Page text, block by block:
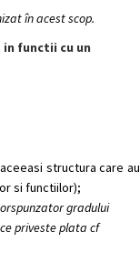
în acest scop.
functii cu un
structura care au
si functiilor);
gradului
priveste plata cf